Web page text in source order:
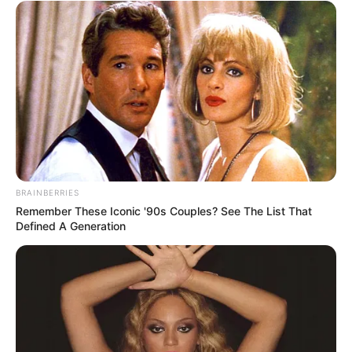
Einhornhöhle im Harz
In den Sommermonaten kann diese mitten
im Wald zwischen Bad Herzberg am Harz
und Bad Lauterbach im Harz liegende
Karsthöhle besichtigt werden. Hier soll einmal das
Einhorn gelebt haben, bei dem es sich in Wirklichkeit um
die Knochen von Höhlenbären handelt.
Tropfsteinhöhle
westlichen Rand des Harzes. Zur Höhle
gehört das so bezeichnete HöhlenErlebnisZentrum mit
Ausstellungen zu den Themen "Faszination Höhle", "Die
Toten aus der Lichtensteinhöhle" und "Ein Riff auf
BRAINBERRIES
Remember These Iconic '90s Couples? See The List That
Defined A Generation